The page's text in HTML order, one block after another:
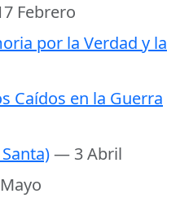
Febrero
por la Verdad y la
Caídos en la Guerra
— 3 Abril